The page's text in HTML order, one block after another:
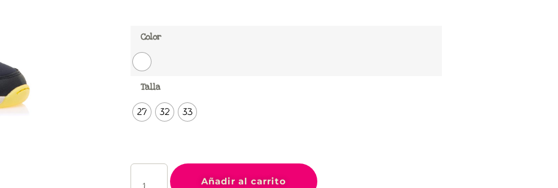
Color
Talla
27 32 33
Añadir al carrito